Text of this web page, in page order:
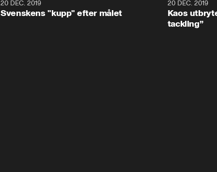
20 DEC. 2019
Svenskens "kupp" efter målet
20 DEC. 2019
Kaos
tackling”